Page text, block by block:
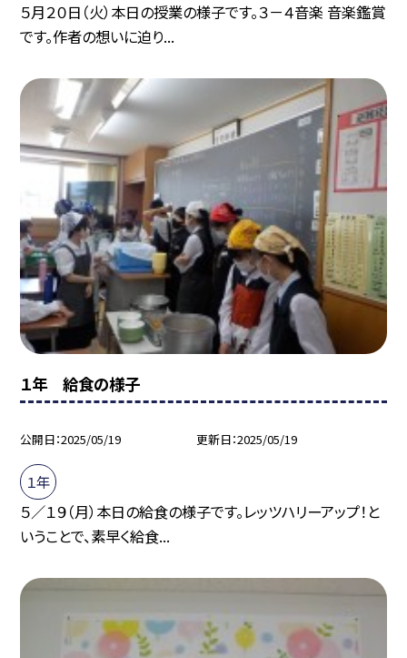
５月２０日（火）本日の授業の様子です。３－４音楽 音楽鑑賞
です。作者の想いに迫り...
１年 給食の様子
公開日 2025/05/19 更新日 2025/05/19
１年
５／１９（月）本日の給食の様子です。レッツハリーアップ！と
いうことで、素早く給食...